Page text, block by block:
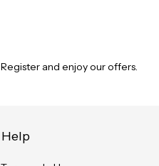
Register and enjoy our offers.
Help